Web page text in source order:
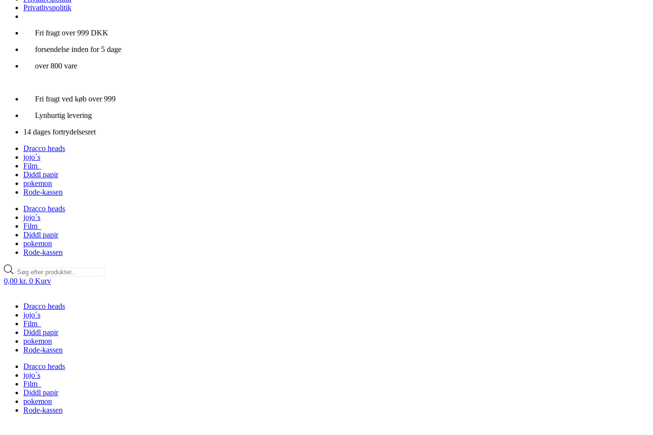
Privatlivspolitik
Videre
indhold
Fri fragt over 999 DKK
forsendelse inden for 5 dage
over 800 vare
Fri fragt ved køb over 999
Lynhurtig levering
14 dages fortrydelsesret
Dracco heads
jojo´s
Film
Diddl papir
pokemon
Rode-kassen
Dracco heads
jojo´s
Film
Diddl papir
pokemon
Rode-kassen
Products
search
0,00 kr. 0 Kurv
Dracco heads
jojo´s
Film
Diddl papir
pokemon
Rode-kassen
Dracco heads
jojo´s
Film
Diddl papir
pokemon
Rode-kassen